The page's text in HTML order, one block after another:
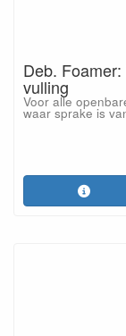
Deb.
vulling
Voor alle
waar sprake is